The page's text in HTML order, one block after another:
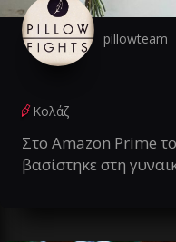
pillowteam
Κολάζ
Στο Amazon Prime
βασίστηκε στη